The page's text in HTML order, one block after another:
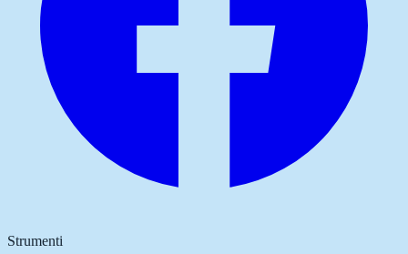
Strumenti